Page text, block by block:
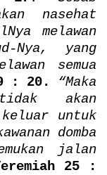
nasehat
melawan
Nya, yang
semua
: 20.
“Maka
akan
keluar untuk
domba
jalan
25 :